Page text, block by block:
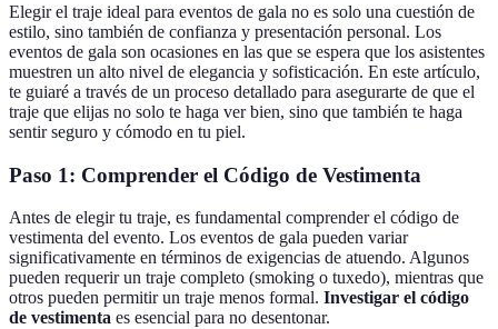
Elegir el traje ideal para eventos de gala no es solo una cuestión de
estilo, sino también de confianza y presentación personal. Los
eventos de gala son ocasiones en las que se espera que los asistentes
muestren un alto nivel de elegancia y sofisticación. En este artículo,
te guiaré a través de un proceso detallado para asegurarte de que el
traje que elijas no solo te haga ver bien, sino que también te haga
sentir seguro y cómodo en tu piel.
Paso 1: Comprender el Código de Vestimenta
Antes de elegir tu traje, es fundamental comprender el código de
vestimenta del evento. Los eventos de gala pueden variar
significativamente en términos de exigencias de atuendo. Algunos
pueden requerir un traje completo (smoking o tuxedo), mientras que
otros pueden permitir un traje menos formal. Investigar el código
de vestimenta es esencial para no desentonar.